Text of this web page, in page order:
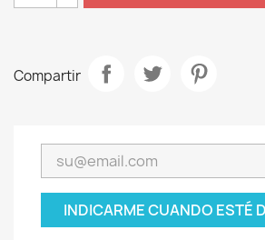
Compartir
INDICARME CUANDO ESTÉ